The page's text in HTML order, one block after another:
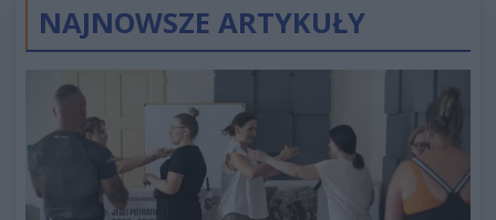
NAJNOWSZE ARTYKUŁY